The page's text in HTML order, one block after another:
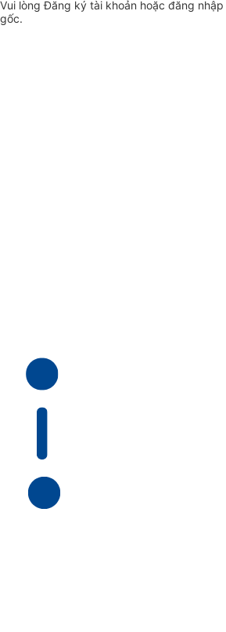
Vui lòngĐăng ký tài khoản hoặc đăng nhập
gốc.